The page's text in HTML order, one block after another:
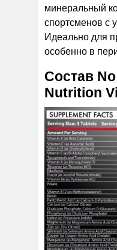
минеральный
спортсменов с
Идеально для
особенно в
Состав
Nutrition